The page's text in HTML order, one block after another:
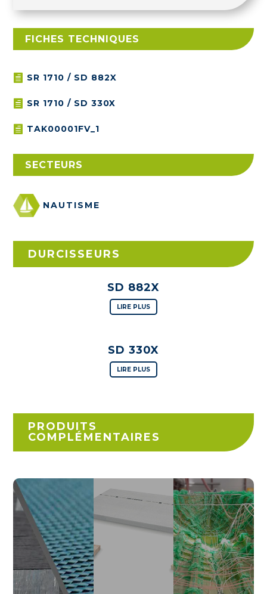
FICHES TECHNIQUES
 SR 1710 / SD 882X
 SR 1710 / SD 330X
 TAK00001FV_1
SECTEURS
NAUTISME
DURCISSEURS
SD 882X
LIRE PLUS
SD 330X
LIRE PLUS
PRODUITS
COMPLÉMENTAIRES